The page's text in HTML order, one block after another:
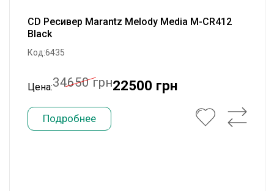
CD Ресивер Marantz Melody Media M-CR412
Black
Код:6435
Цена:34650 грн22500 грн
Подробнее